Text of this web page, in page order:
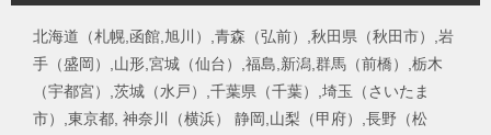
北海道（札幌,函館,旭川）,青森（弘前）,秋田県（秋田市）,岩
手（盛岡）,山形,宮城（仙台）,福島,新潟,群馬（前橋）,栃木
（宇都宮）,茨城（水戸）,千葉県（千葉）,埼玉（さいたま
市）,東京都, 神奈川（横浜） 静岡,山梨（甲府）,長野（松